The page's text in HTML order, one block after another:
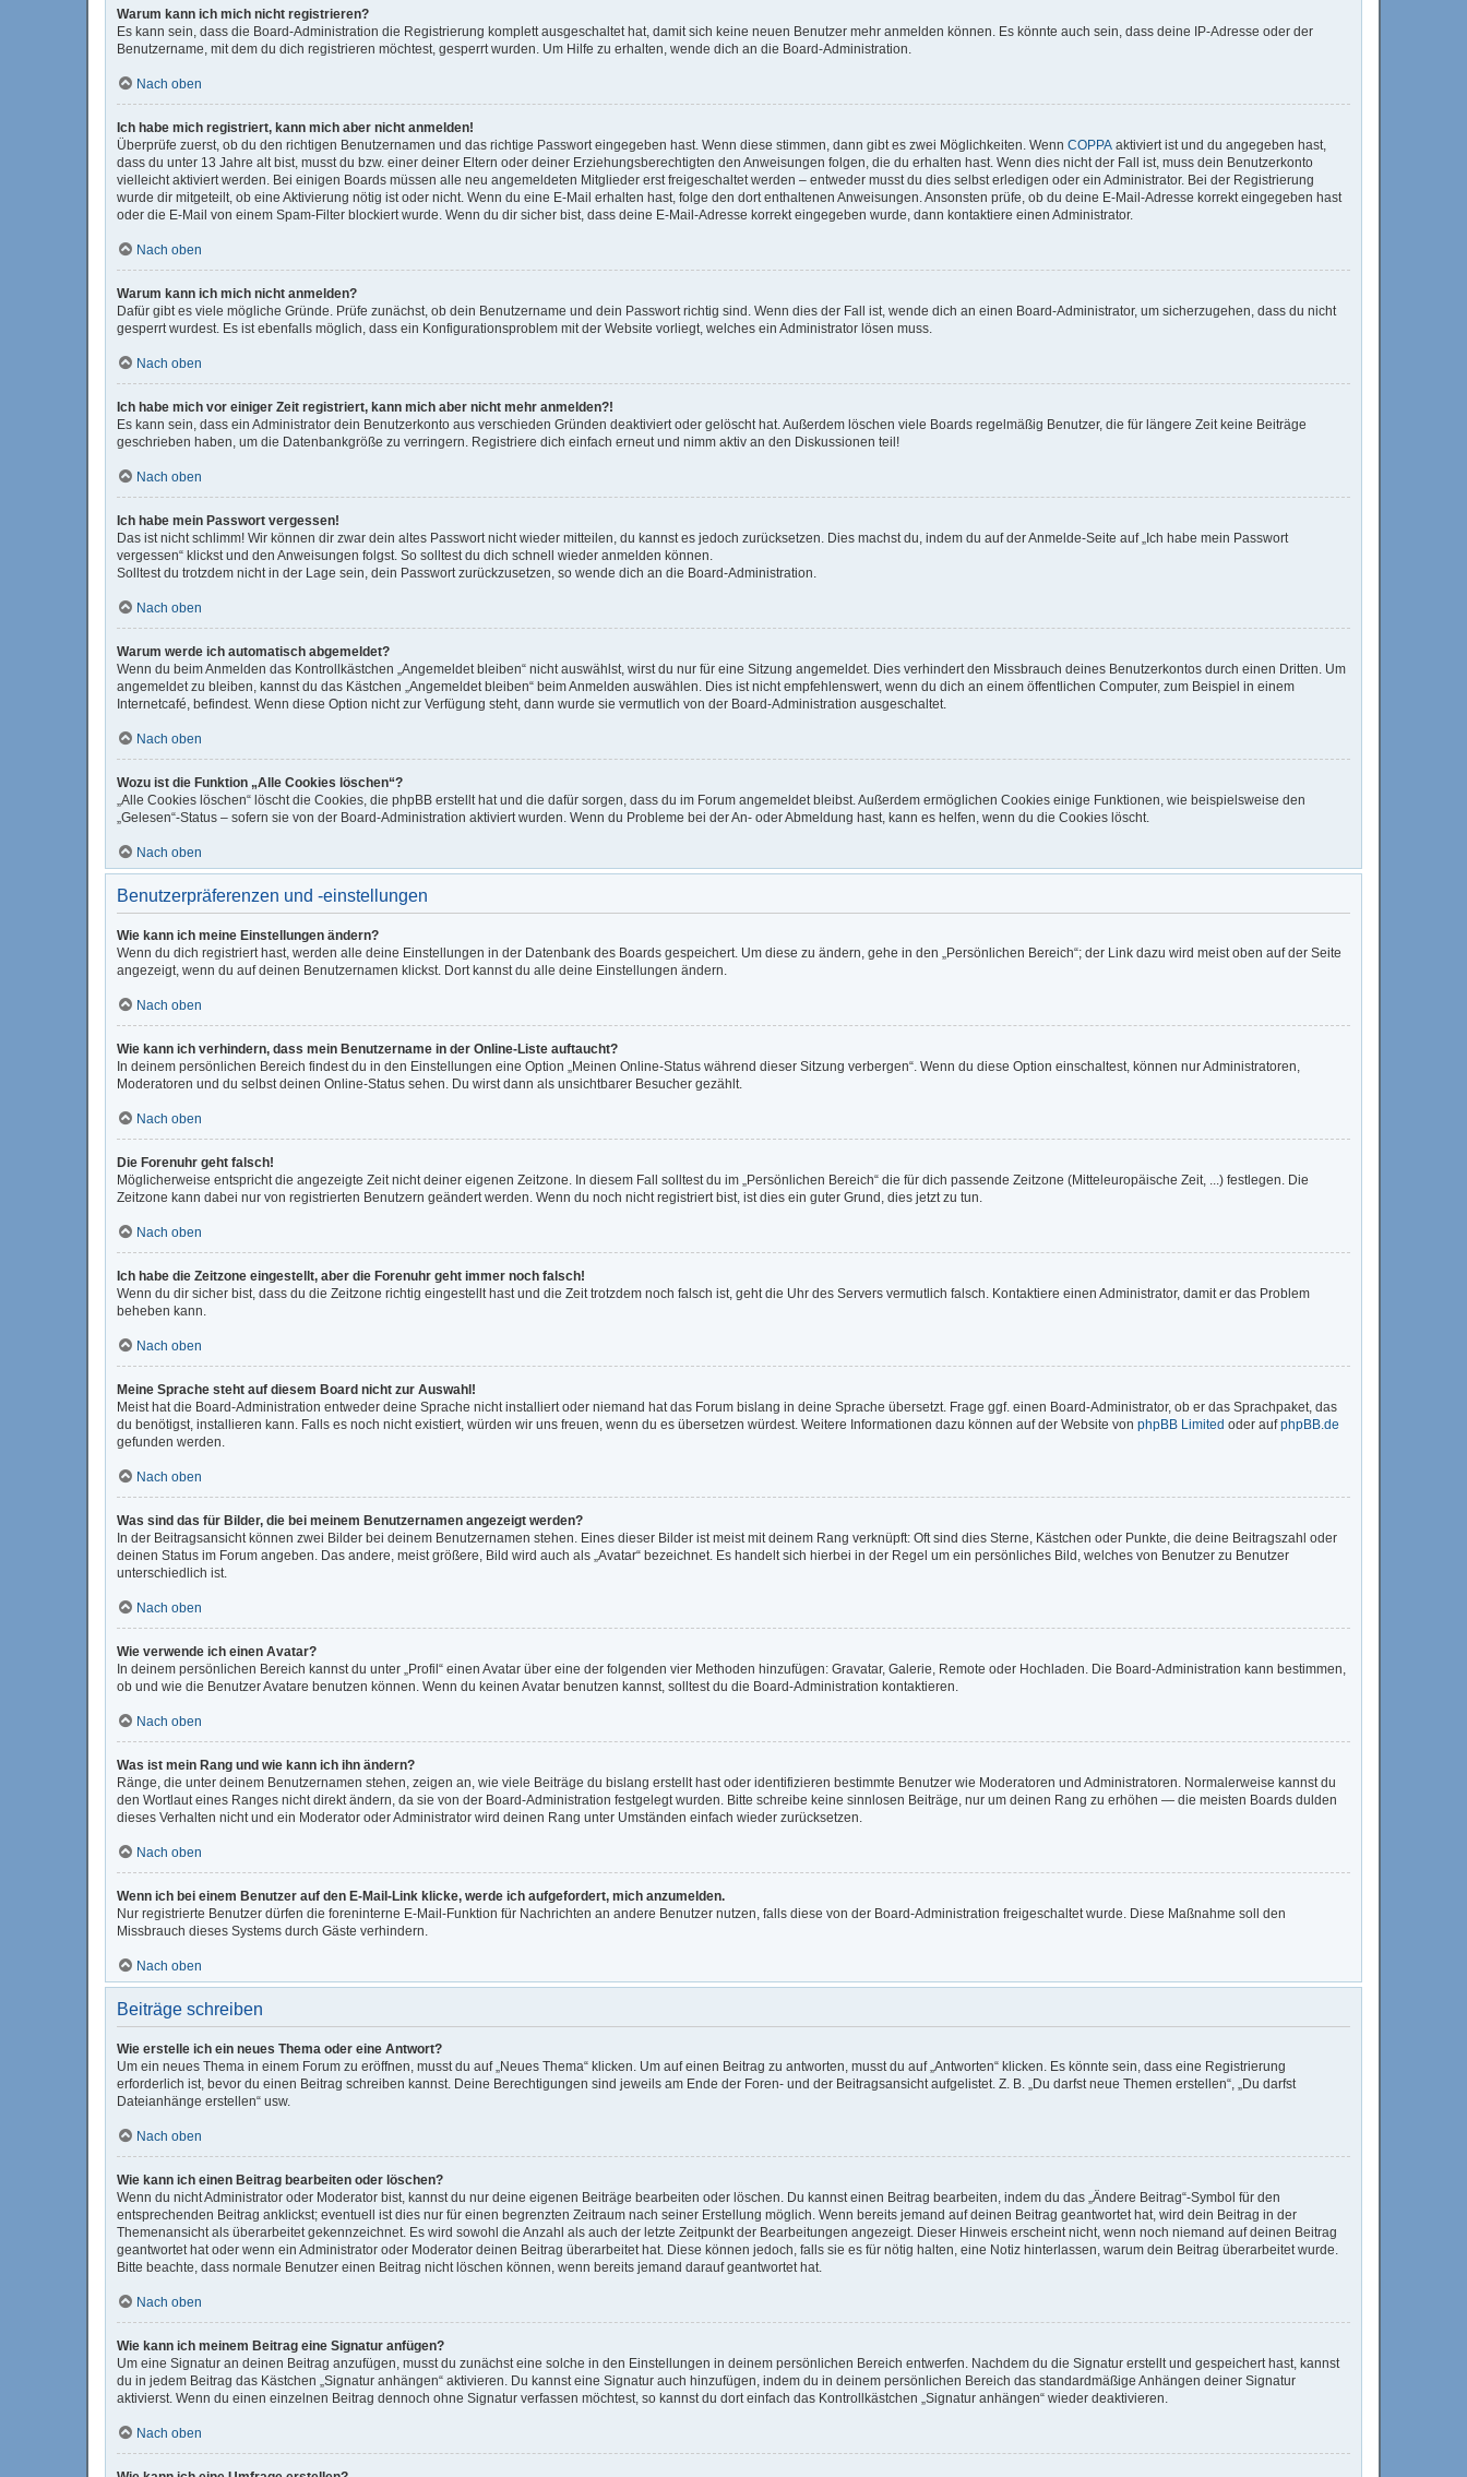
Warum kann ich mich nicht registrieren?
Es kann sein, dass die Board-Administration die Registrierung komplett ausgeschaltet hat, damit sich keine neuen Benutzer mehr anmelden können. Es könnte auch sein, dass deine IP-Adresse oder der
Benutzername, mit dem du dich registrieren möchtest, gesperrt wurden. Um Hilfe zu erhalten, wende dich an die Board-Administration.
Nach oben
Ich habe mich registriert, kann mich aber nicht anmelden!
Überprüfe zuerst, ob du den richtigen Benutzernamen und das richtige Passwort eingegeben hast. Wenn diese stimmen, dann gibt es zwei Möglichkeiten. Wenn COPPA aktiviert ist und du angegeben hast,
dass du unter 13 Jahre alt bist, musst du bzw. einer deiner Eltern oder deiner Erziehungsberechtigten den Anweisungen folgen, die du erhalten hast. Wenn dies nicht der Fall ist, muss dein Benutzerkonto
vielleicht aktiviert werden. Bei einigen Boards müssen alle neu angemeldeten Mitglieder erst freigeschaltet werden – entweder musst du dies selbst erledigen oder ein Administrator. Bei der Registrierung
wurde dir mitgeteilt, ob eine Aktivierung nötig ist oder nicht. Wenn du eine E-Mail erhalten hast, folge den dort enthaltenen Anweisungen. Ansonsten prüfe, ob du deine E-Mail-Adresse korrekt eingegeben hast
oder die E-Mail von einem Spam-Filter blockiert wurde. Wenn du dir sicher bist, dass deine E-Mail-Adresse korrekt eingegeben wurde, dann kontaktiere einen Administrator.
Nach oben
Warum kann ich mich nicht anmelden?
Dafür gibt es viele mögliche Gründe. Prüfe zunächst, ob dein Benutzername und dein Passwort richtig sind. Wenn dies der Fall ist, wende dich an einen Board-Administrator, um sicherzugehen, dass du nicht
gesperrt wurdest. Es ist ebenfalls möglich, dass ein Konfigurationsproblem mit der Website vorliegt, welches ein Administrator lösen muss.
Nach oben
Ich habe mich vor einiger Zeit registriert, kann mich aber nicht mehr anmelden?!
Es kann sein, dass ein Administrator dein Benutzerkonto aus verschieden Gründen deaktiviert oder gelöscht hat. Außerdem löschen viele Boards regelmäßig Benutzer, die für längere Zeit keine Beiträge
geschrieben haben, um die Datenbankgröße zu verringern. Registriere dich einfach erneut und nimm aktiv an den Diskussionen teil!
Nach oben
Ich habe mein Passwort vergessen!
Das ist nicht schlimm! Wir können dir zwar dein altes Passwort nicht wieder mitteilen, du kannst es jedoch zurücksetzen. Dies machst du, indem du auf der Anmelde-Seite auf „Ich habe mein Passwort
vergessen“ klickst und den Anweisungen folgst. So solltest du dich schnell wieder anmelden können.
Solltest du trotzdem nicht in der Lage sein, dein Passwort zurückzusetzen, so wende dich an die Board-Administration.
Nach oben
Warum werde ich automatisch abgemeldet?
Wenn du beim Anmelden das Kontrollkästchen „Angemeldet bleiben“ nicht auswählst, wirst du nur für eine Sitzung angemeldet. Dies verhindert den Missbrauch deines Benutzerkontos durch einen Dritten. Um
angemeldet zu bleiben, kannst du das Kästchen „Angemeldet bleiben“ beim Anmelden auswählen. Dies ist nicht empfehlenswert, wenn du dich an einem öffentlichen Computer, zum Beispiel in einem
Internetcafé, befindest. Wenn diese Option nicht zur Verfügung steht, dann wurde sie vermutlich von der Board-Administration ausgeschaltet.
Nach oben
Wozu ist die Funktion „Alle Cookies löschen“?
„Alle Cookies löschen“ löscht die Cookies, die phpBB erstellt hat und die dafür sorgen, dass du im Forum angemeldet bleibst. Außerdem ermöglichen Cookies einige Funktionen, wie beispielsweise den
„Gelesen“-Status – sofern sie von der Board-Administration aktiviert wurden. Wenn du Probleme bei der An- oder Abmeldung hast, kann es helfen, wenn du die Cookies löscht.
Nach oben
Benutzerpräferenzen und -einstellungen
Wie kann ich meine Einstellungen ändern?
Wenn du dich registriert hast, werden alle deine Einstellungen in der Datenbank des Boards gespeichert. Um diese zu ändern, gehe in den „Persönlichen Bereich“; der Link dazu wird meist oben auf der Seite
angezeigt, wenn du auf deinen Benutzernamen klickst. Dort kannst du alle deine Einstellungen ändern.
Nach oben
Wie kann ich verhindern, dass mein Benutzername in der Online-Liste auftaucht?
In deinem persönlichen Bereich findest du in den Einstellungen eine Option „Meinen Online-Status während dieser Sitzung verbergen“. Wenn du diese Option einschaltest, können nur Administratoren,
Moderatoren und du selbst deinen Online-Status sehen. Du wirst dann als unsichtbarer Besucher gezählt.
Nach oben
Die Forenuhr geht falsch!
Möglicherweise entspricht die angezeigte Zeit nicht deiner eigenen Zeitzone. In diesem Fall solltest du im „Persönlichen Bereich“ die für dich passende Zeitzone (Mitteleuropäische Zeit, ...) festlegen. Die
Zeitzone kann dabei nur von registrierten Benutzern geändert werden. Wenn du noch nicht registriert bist, ist dies ein guter Grund, dies jetzt zu tun.
Nach oben
Ich habe die Zeitzone eingestellt, aber die Forenuhr geht immer noch falsch!
Wenn du dir sicher bist, dass du die Zeitzone richtig eingestellt hast und die Zeit trotzdem noch falsch ist, geht die Uhr des Servers vermutlich falsch. Kontaktiere einen Administrator, damit er das Problem
beheben kann.
Nach oben
Meine Sprache steht auf diesem Board nicht zur Auswahl!
Meist hat die Board-Administration entweder deine Sprache nicht installiert oder niemand hat das Forum bislang in deine Sprache übersetzt. Frage ggf. einen Board-Administrator, ob er das Sprachpaket, das
du benötigst, installieren kann. Falls es noch nicht existiert, würden wir uns freuen, wenn du es übersetzen würdest. Weitere Informationen dazu können auf der Website von phpBB Limited oder aufphpBB.de
gefunden werden.
Nach oben
Was sind das für Bilder, die bei meinem Benutzernamen angezeigt werden?
In der Beitragsansicht können zwei Bilder bei deinem Benutzernamen stehen. Eines dieser Bilder ist meist mit deinem Rang verknüpft: Oft sind dies Sterne, Kästchen oder Punkte, die deine Beitragszahl oder
deinen Status im Forum angeben. Das andere, meist größere, Bild wird auch als „Avatar“ bezeichnet. Es handelt sich hierbei in der Regel um ein persönliches Bild, welches von Benutzer zu Benutzer
unterschiedlich ist.
Nach oben
Wie verwende ich einen Avatar?
In deinem persönlichen Bereich kannst du unter „Profil“ einen Avatar über eine der folgenden vier Methoden hinzufügen: Gravatar, Galerie, Remote oder Hochladen. Die Board-Administration kann bestimmen,
ob und wie die Benutzer Avatare benutzen können. Wenn du keinen Avatar benutzen kannst, solltest du die Board-Administration kontaktieren.
Nach oben
Was ist mein Rang und wie kann ich ihn ändern?
Ränge, die unter deinem Benutzernamen stehen, zeigen an, wie viele Beiträge du bislang erstellt hast oder identifizieren bestimmte Benutzer wie Moderatoren und Administratoren. Normalerweise kannst du
den Wortlaut eines Ranges nicht direkt ändern, da sie von der Board-Administration festgelegt wurden. Bitte schreibe keine sinnlosen Beiträge, nur um deinen Rang zu erhöhen — die meisten Boards dulden
dieses Verhalten nicht und ein Moderator oder Administrator wird deinen Rang unter Umständen einfach wieder zurücksetzen.
Nach oben
Wenn ich bei einem Benutzer auf den E-Mail-Link klicke, werde ich aufgefordert, mich anzumelden.
Nur registrierte Benutzer dürfen die foreninterne E-Mail-Funktion für Nachrichten an andere Benutzer nutzen, falls diese von der Board-Administration freigeschaltet wurde. Diese Maßnahme soll den
Missbrauch dieses Systems durch Gäste verhindern.
Nach oben
Beiträge schreiben
Wie erstelle ich ein neues Thema oder eine Antwort?
Um ein neues Thema in einem Forum zu eröffnen, musst du auf „Neues Thema“ klicken. Um auf einen Beitrag zu antworten, musst du auf „Antworten“ klicken. Es könnte sein, dass eine Registrierung
erforderlich ist, bevor du einen Beitrag schreiben kannst. Deine Berechtigungen sind jeweils am Ende der Foren- und der Beitragsansicht aufgelistet. Z. B. „Du darfst neue Themen erstellen“, „Du darfst
Dateianhänge erstellen“ usw.
Nach oben
Wie kann ich einen Beitrag bearbeiten oder löschen?
Wenn du nicht Administrator oder Moderator bist, kannst du nur deine eigenen Beiträge bearbeiten oder löschen. Du kannst einen Beitrag bearbeiten, indem du das „Ändere Beitrag“-Symbol für den
entsprechenden Beitrag anklickst; eventuell ist dies nur für einen begrenzten Zeitraum nach seiner Erstellung möglich. Wenn bereits jemand auf deinen Beitrag geantwortet hat, wird dein Beitrag in der
Themenansicht als überarbeitet gekennzeichnet. Es wird sowohl die Anzahl als auch der letzte Zeitpunkt der Bearbeitungen angezeigt. Dieser Hinweis erscheint nicht, wenn noch niemand auf deinen Beitrag
geantwortet hat oder wenn ein Administrator oder Moderator deinen Beitrag überarbeitet hat. Diese können jedoch, falls sie es für nötig halten, eine Notiz hinterlassen, warum dein Beitrag überarbeitet wurde.
Bitte beachte, dass normale Benutzer einen Beitrag nicht löschen können, wenn bereits jemand darauf geantwortet hat.
Nach oben
Wie kann ich meinem Beitrag eine Signatur anfügen?
Um eine Signatur an deinen Beitrag anzufügen, musst du zunächst eine solche in den Einstellungen in deinem persönlichen Bereich entwerfen. Nachdem du die Signatur erstellt und gespeichert hast, kannst
du in jedem Beitrag das Kästchen „Signatur anhängen“ aktivieren. Du kannst eine Signatur auch hinzufügen, indem du in deinem persönlichen Bereich das standardmäßige Anhängen deiner Signatur
aktivierst. Wenn du einen einzelnen Beitrag dennoch ohne Signatur verfassen möchtest, so kannst du dort einfach das Kontrollkästchen „Signatur anhängen“ wieder deaktivieren.
Nach oben